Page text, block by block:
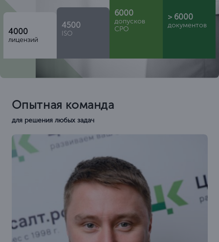
4000
лицензий
4500
ISO
6000
допусков
СРО
> 6000
документов
Опытная команда
для решения любых задач